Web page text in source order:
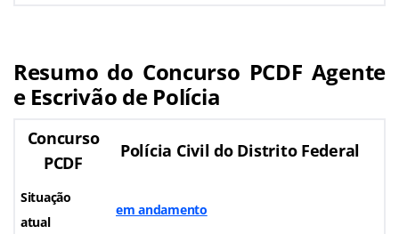
Resumo do Concurso PCDF Agente
e Escrivão de Polícia
Concurso
PCDF
Polícia Civil do Distrito Federal
Situação
atual
em andamento